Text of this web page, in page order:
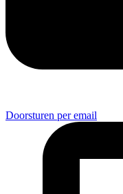
Doorsturen per email